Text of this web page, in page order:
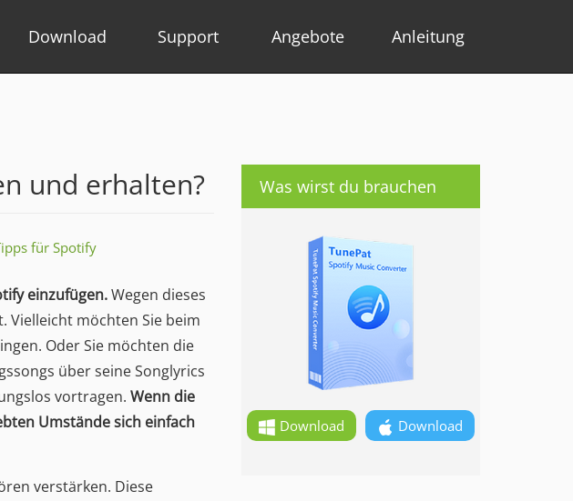
Download Support Angebote Anleitung
und erhalten?
für Spotify
einzufügen.Wegen dieses
Vielleicht möchten Sie beim
Oder Sie möchten die
über seine Songlyrics
vortragen. Wenn die
Umstände sich einfach
verstärken. Diese
Was wirst du brauchen
Download Download